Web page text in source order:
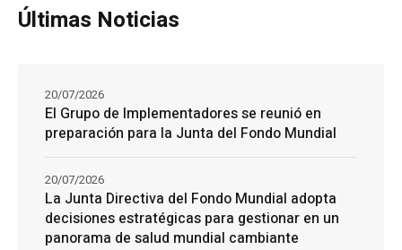
Últimas Noticias
El Grupo de Implementadores se reunió en
preparación para la Junta del Fondo Mundial
20/07/2026
La Junta Directiva del Fondo Mundial adopta
decisiones estratégicas para gestionar en un
panorama de salud mundial cambiante
20/07/2026